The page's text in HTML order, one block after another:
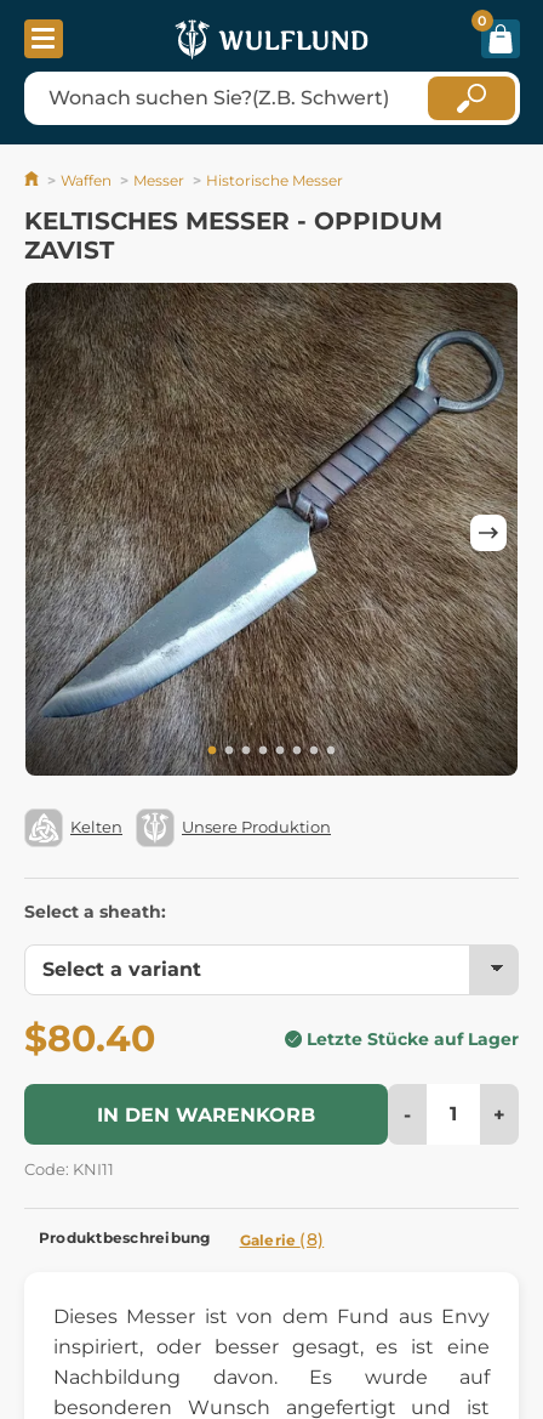
0
Waffen Messer Historische Messer
KELTISCHES MESSER - OPPIDUM
ZAVIST
Kelten Unsere Produktion
Select a sheath:
$80.40 Letzte Stücke auf Lager
IN DEN WARENKORB - +
Code: KNI11
Produktbeschreibung Galerie (8)
Dieses Messer ist von dem Fund aus Envy
inspiriert, oder besser gesagt, es ist eine
Nachbildung davon. Es wurde auf
besonderen Wunsch angefertigt und ist